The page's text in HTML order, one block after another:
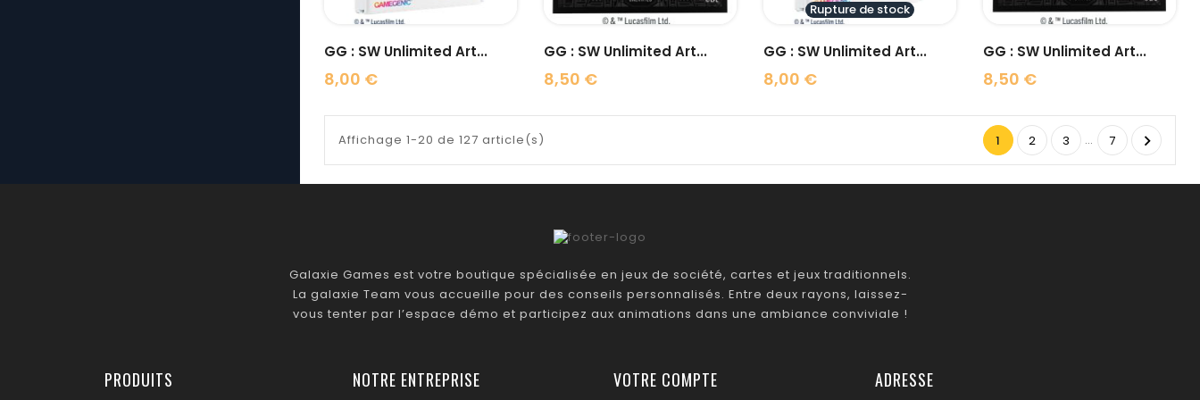
GG : SW Unlimited Art...
8,00 €
Prix
GG : SW Unlimited Art...
8,50 €
Prix
Rupture de stock
GG : SW Unlimited Art...
8,00 €
Prix
GG : SW Unlimited Art...
8,50 €
Prix
Affichage 1-20 de 127 article(s) 1 2 3 … 7 
Galaxie Games est votre boutique spécialisée en jeux de société, cartes et jeux traditionnels.
La galaxie Team vous accueille pour des conseils personnalisés. Entre deux rayons, laissez-
vous tenter par l’espace démo et participez aux animations dans une ambiance conviviale !
PRODUITS NOTRE ENTREPRISE VOTRE COMPTE ADRESSE